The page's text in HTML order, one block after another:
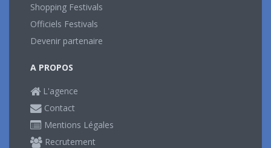
Shopping Festivals
Officiels Festivals
Devenir partenaire
A PROPOS
L'agence
Contact
Mentions Légales
Recrutement